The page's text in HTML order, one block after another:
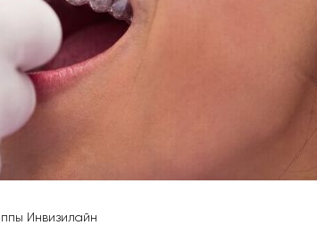
Инвизилайн